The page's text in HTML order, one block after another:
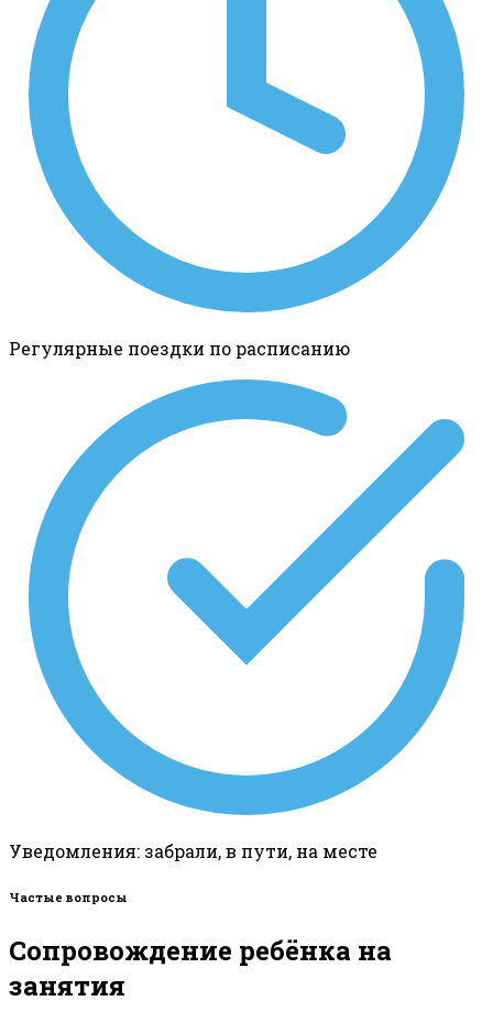
Регулярные поездки по расписанию
Уведомления: забрали, в пути, на месте
Частые вопросы
Сопровождение ребёнка на
занятия